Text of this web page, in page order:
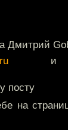
Дмитрий
и
посту
на